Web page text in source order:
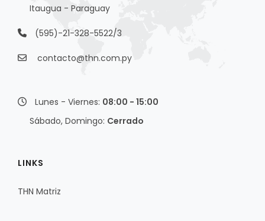
Itaugua - Paraguay
(595)-21-328-5522/3
contacto@thn.com.py
Lunes - Viernes: 08:00 - 15:00
Sábado, Domingo: Cerrado
LINKS
THN Matriz